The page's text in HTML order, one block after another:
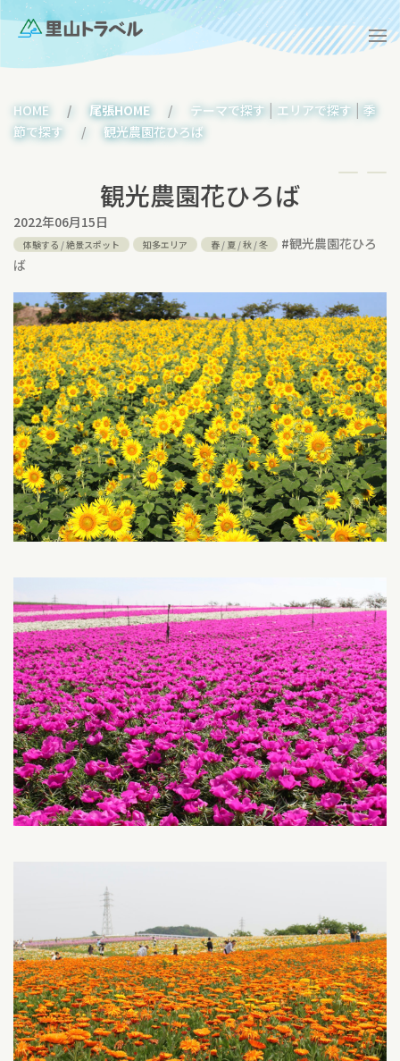
HOME 尾張HOME テーマで探す | エリアで探す |季
節で探す
観光農園花ひろば
観光農園花ひろば
2022年06月15日
体験する /絶景スポット 知多エリア 春 / 夏 /秋 /冬 #観光農園花ひろ
ば